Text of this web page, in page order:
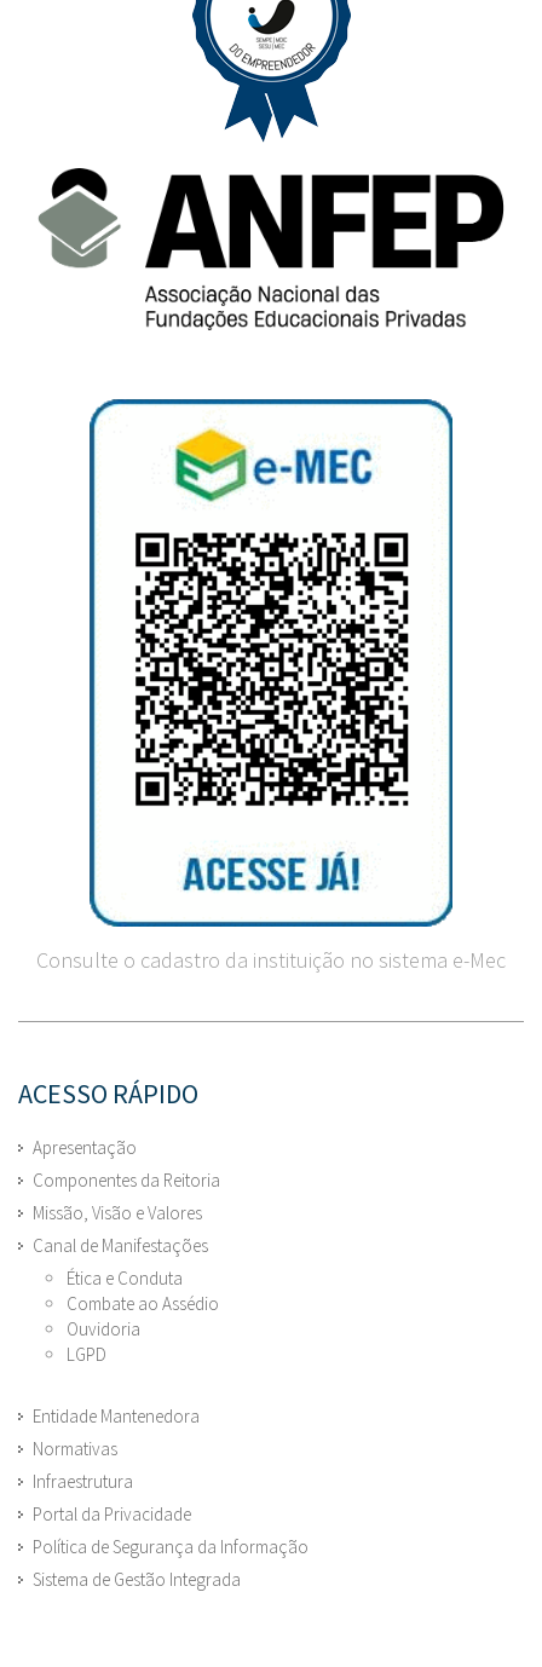
Consulte o cadastro da instituição no sistema e-Mec
ACESSO RÁPIDO
Apresentação
Componentes da Reitoria
Missão, Visão e Valores
Canal de Manifestações
Ética e Conduta
Combate ao Assédio
Ouvidoria
LGPD
Entidade Mantenedora
Normativas
Infraestrutura
Portal da Privacidade
Política de Segurança da Informação
Sistema de Gestão Integrada